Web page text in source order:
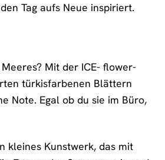
Tag aufs Neue inspiriert.
Mit der ICE- flower-
türkisfarbenen Blättern
Note. Egal ob du sie im Büro,
kleines Kunstwerk, das mit